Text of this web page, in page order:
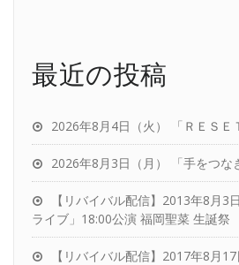
最近の投稿
2026年8月4日（火） 「ＲＥＳＥ
2026年8月3日（月） 「手をつな
【リバイバル配信】2013年8月3
ライブ」18:00公演 福岡聖菜 生誕祭
【リバイバル配信】2017年8月